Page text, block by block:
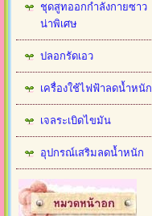
ชุดสูทออกกำลังกายซาว
น่าพิเศษ
ปลอกรัดเอว
เครื่องใช้ไฟฟ้าลดน้ำหนัก
เจลระเบิดไขมัน
อุปกรณ์เสริมลดน้ำหนัก